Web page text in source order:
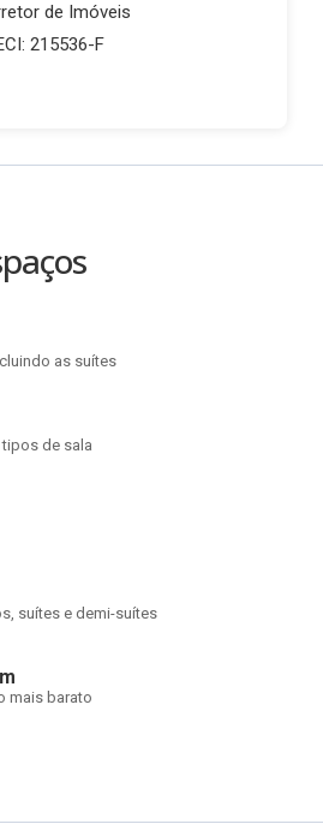
de Imóveis
215536-F
as suítes
de sala
suítes e demi-suítes
mais barato